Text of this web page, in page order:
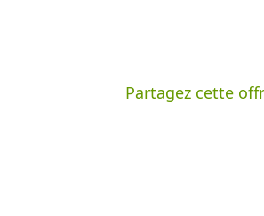
Partagez cette